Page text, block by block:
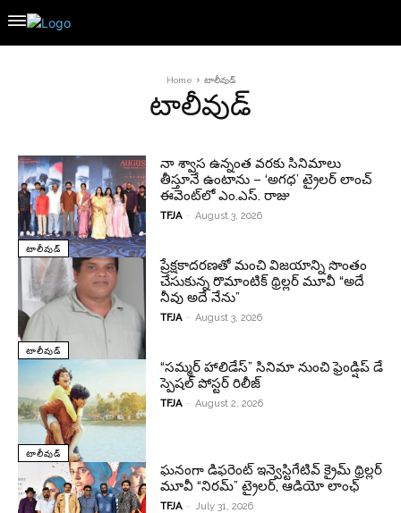
Home టాలీవుడ్
టాలీవుడ్
టాలీవుడ్
నా శ్వాస ఉన్నంత వరకు సినిమాలు
తీస్తూనే ఉంటాను – ‘అగధ’ ట్రైలర్ లాంచ్
ఈవెంట్‌లో ఎం.ఎస్. రాజు
TFJA - August 3, 2026
టాలీవుడ్
ప్రేక్షకాదరణతో మంచి విజయాన్ని సొంతం
చేసుకున్న రొమాంటిక్ థ్రిల్లర్ మూవీ “అదే
నీవు అదే నేను”
TFJA - August 3, 2026
టాలీవుడ్
“సమ్మర్ హాలిడేస్” సినిమా నుంచి ఫ్రెండ్షిప్ డే
స్పెషల్ పోస్టర్ రిలీజ్
TFJA - August 2, 2026
ఘనంగా డిఫరెంట్ ఇన్వెస్టిగేటివ్ క్రైమ్ థ్రిల్లర్
మూవీ “నిరమ్” ట్రైలర్, ఆడియో లాంఛ్
TFJA - July 31, 2026